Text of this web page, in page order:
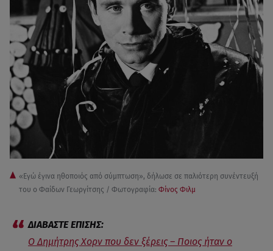
«Εγώ έγινα ηθοποιός από σύμπτωση», δήλωσε σε παλιότερη συνέντευξή
του ο Φαίδων Γεωργίτσης / Φωτογραφία: Φίνος Φιλμ
Ο Δημήτρης Χορν που δεν ξέρεις – Ποιος ήταν ο